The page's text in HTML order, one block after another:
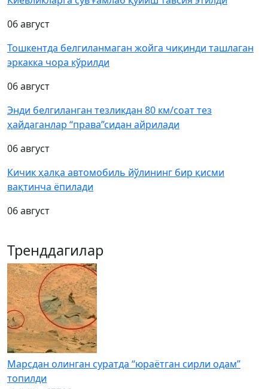
06 август
Тошкентда белгиланмаган жойга чиқинди ташлаган
эркакка чора кўрилди
06 август
Энди белгиланган тезликдан 80 км/соат тез
ҳайдаганлар “права”сидан айрилади
06 август
Кичик ҳалқа автомобиль йўлининг бир қисми
вақтинча ёпилади
06 август
Тренддагилар
Марсдан олинган суратда “юраётган сирли одам”
топилди